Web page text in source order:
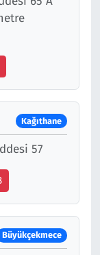
Kağıthane
57
Büyükçekmece